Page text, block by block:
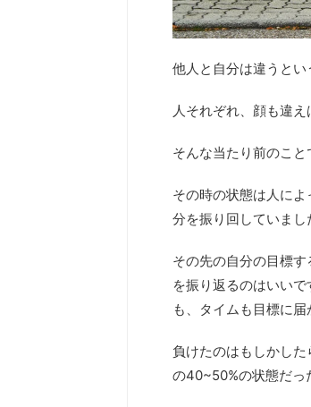
他人と自分は違うとい
人それぞれ、顔も違
そんな当たり前のこと
その時の状態は人に
分を振り回していまし
その先の自分の目標
を振り返るのはいい
も、タイムも目標に届
負けたのはもしかし
の40~50%の状態だっ